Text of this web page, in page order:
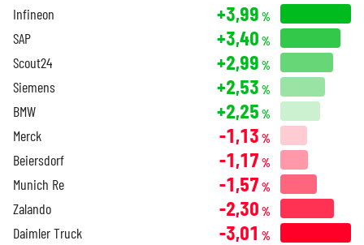
Infineon +3,99 %
SAP +3,40 %
Scout24 +2,99 %
Siemens +2,53 %
BMW +2,25 %
Merck -1,13 %
Beiersdorf -1,17 %
Munich Re -1,57 %
Zalando -2,30 %
Daimler Truck -3,01 %